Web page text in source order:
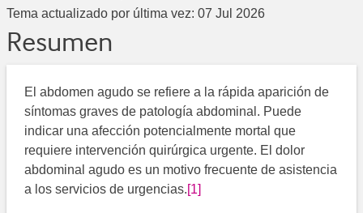
Tema actualizado por última vez: 07 Jul 2026
Resumen
El abdomen agudo se refiere a la rápida aparición de
síntomas graves de patología abdominal. Puede
indicar una afección potencialmente mortal que
requiere intervención quirúrgica urgente. El dolor
abdominal agudo es un motivo frecuente de asistencia
a los servicios de urgencias.[1]